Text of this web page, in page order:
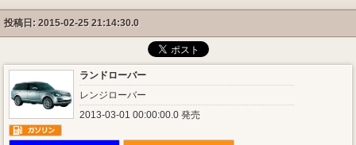
投稿日: 2015-02-25 21:14:30.0
ランドローバー
レンジローバー
2013-03-01 00:00:00.0 発売